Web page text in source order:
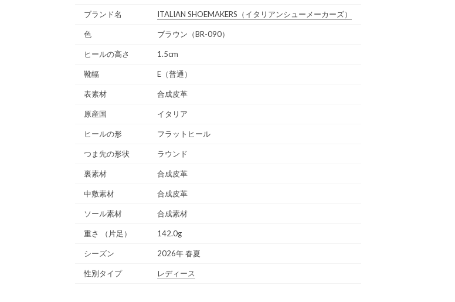
ブランド名 ITALIAN SHOEMAKERS （イタリアンシューメーカーズ）
色 ブラウン（BR-090）
ヒールの高さ 1.5cm
靴幅 E（普通）
表素材 合成皮革
原産国 イタリア
ヒールの形 フラットヒール
つま先の形状 ラウンド
裏素材 合成皮革
中敷素材 合成皮革
ソール素材 合成素材
重さ （片足） 142.0g
シーズン 2026年 春夏
性別タイプ レディース